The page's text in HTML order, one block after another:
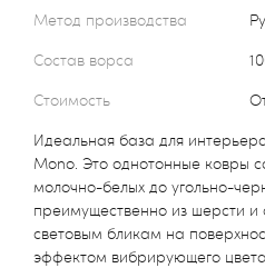
Метод производства
Состав ворса
Стоимость
Идеальная база для
Mono. Это однотонные ковры
молочно-белых до угольно-
преимущественно из шерсти
световым бликам на
эффектом вибрирующего